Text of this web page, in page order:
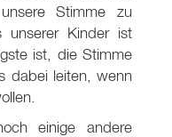
Stimme zu
unserer Kinder ist
ist, die Stimme
dabei leiten, wenn
einige andere